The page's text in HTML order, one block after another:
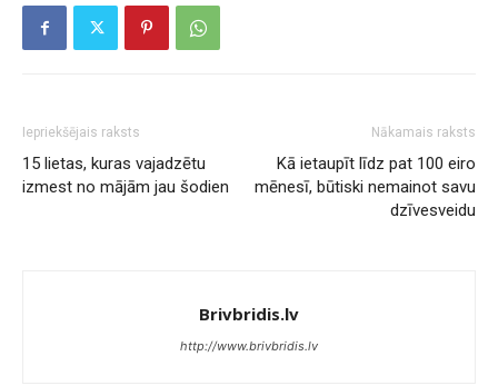
Iepriekšējais raksts
15 lietas, kuras vajadzētu
izmest no mājām jau šodien
Nākamais raksts
Kā ietaupīt līdz pat 100 eiro
mēnesī, būtiski nemainot savu
dzīvesveidu
Brivbridis.lv
http://www.brivbridis.lv